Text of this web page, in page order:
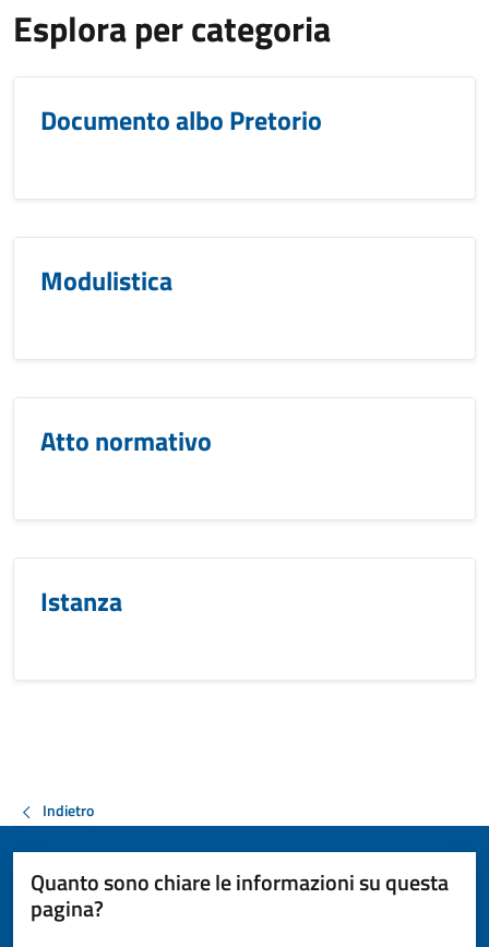
Esplora per categoria
Documento albo Pretorio
Modulistica
Atto normativo
Istanza
Indietro
Quanto sono chiare le informazioni su questa
pagina?